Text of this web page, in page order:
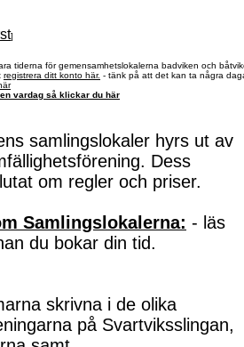
]
tiderna för gemensamhetslokalerna badviken och
registrera ditt konto här. - tänk på att det kan ta några
vardag så klickar du här
samlingslokaler hyrs ut av
Dess
om regler och priser.
Samlingslokalerna: - läs
du bokar din tid.
skrivna i de olika
på Svartviksslingan,